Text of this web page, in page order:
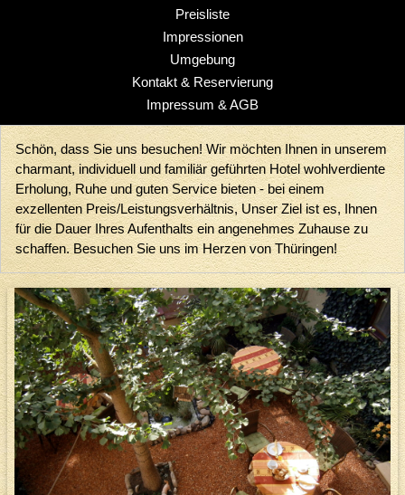
Preisliste
Impressionen
Umgebung
Kontakt & Reservierung
Impressum & AGB
Schön, dass Sie uns besuchen! Wir möchten Ihnen in unserem
charmant, individuell und familiär geführten Hotel wohlverdiente
Erholung, Ruhe und guten Service bieten - bei einem
exzellenten Preis/Leistungsverhältnis, Unser Ziel ist es, Ihnen
für die Dauer Ihres Aufenthalts ein angenehmes Zuhause zu
schaffen. Besuchen Sie uns im Herzen von Thüringen!